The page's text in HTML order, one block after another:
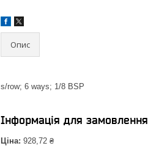
Опис
s/row; 6 ways; 1/8 BSP
Інформація для замовлення
Ціна: 928,72 ₴